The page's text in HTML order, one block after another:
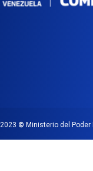
2023 © Ministerio del Poder